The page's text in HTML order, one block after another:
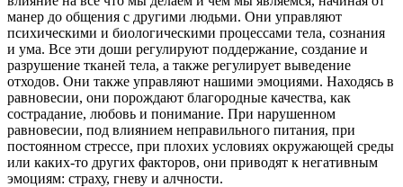
манер до общения с другими людьми. Они управляют
психическими и биологическими процессами тела, сознания
и ума. Все эти доши регулируют поддержание, создание и
разрушение тканей тела, а также регулирует выведение
отходов. Они также управляют нашими эмоциями. Находясь в
равновесии, они порождают благородные качества, как
сострадание, любовь и понимание. При нарушенном
равновесии, под влиянием неправильного питания, при
постоянном стрессе, при плохих условиях окружающей среды
или каких-то других факторов, они приводят к негативным
эмоциям: страху, гневу и алчности.